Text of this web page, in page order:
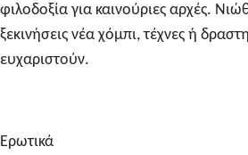
φιλοδοξία για καινούριες αρχές.
ξεκινήσεις νέα χόμπι, τέχνες ή
ευχαριστούν.
Ερωτικά